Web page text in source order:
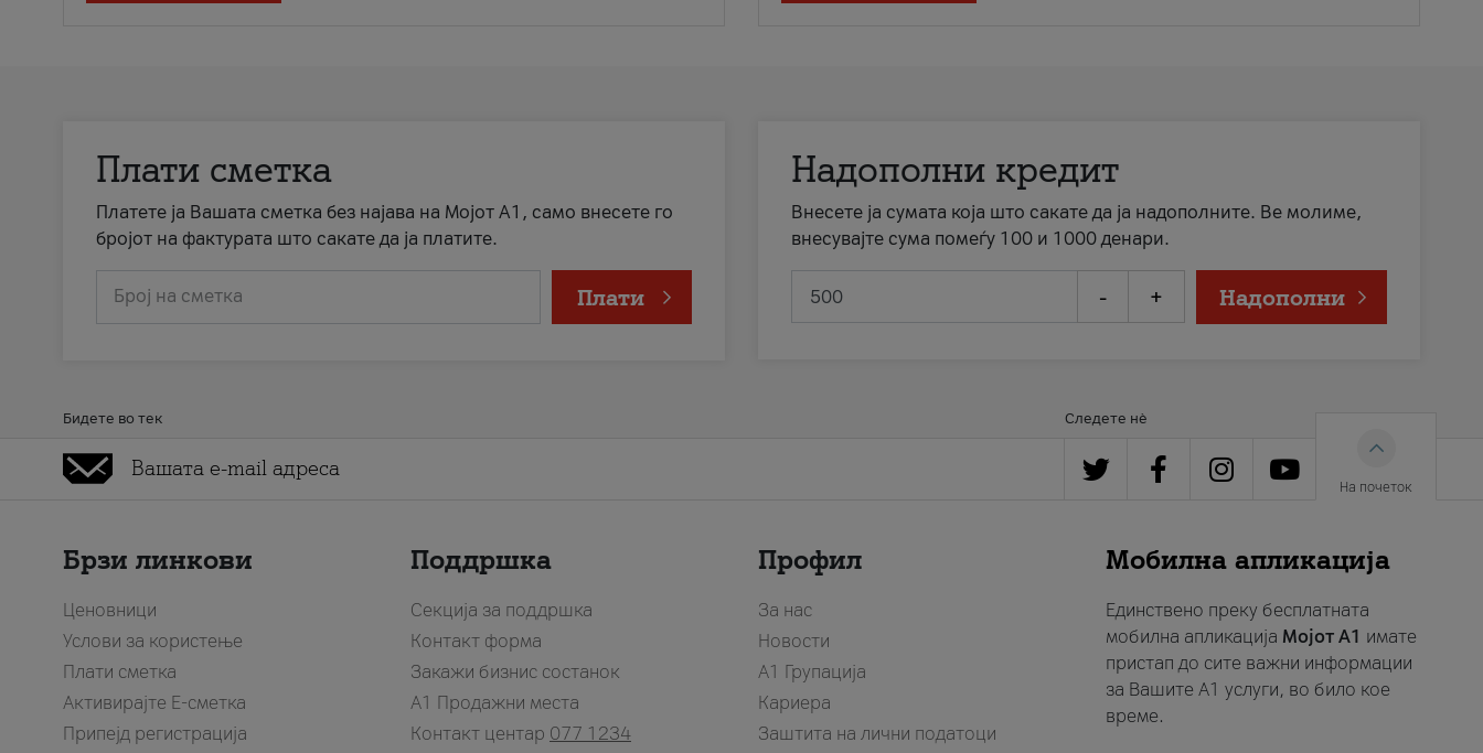
Плати сметка
Платете ја Вашата сметка без најава на Мојот А1, само внесете го
бројот на фактурата што сакате да ја платите.
Број на сметка Плати
Надополни кредит
Внесете ја сумата која што сакате да ја надополните. Ве молиме,
внесувајте сума помеѓу 100 и 1000 денари.
- + Надополни
Бидете во тек Следете нè
На почеток
Брзи линкови
Ценовници
Услови за користење
Плати сметка
Активирајте Е-сметка
Припејд регистрација
Поддршка
Секција за поддршка
Контакт форма
Закажи бизнис состанок
A1 Продажни места
Контакт центар 077 1234
Профил
За нас
Новости
А1 Групација
Кариера
Заштита на лични податоци
Мобилна апликација
Единствено преку бесплатната
мобилна апликација Мојот A1 имате
пристап до сите важни информации
за Вашите A1 услуги, во било кое
време.